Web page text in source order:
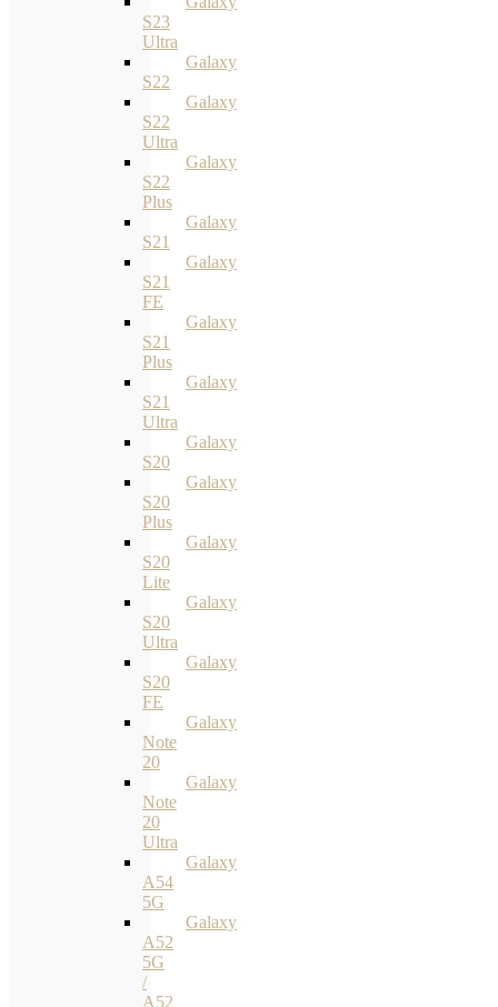
S23
Ultra
Galaxy
S22
Galaxy
S22
Ultra
Galaxy
S22
Plus
Galaxy
S21
Galaxy
S21
FE
Galaxy
S21
Plus
Galaxy
S21
Ultra
Galaxy
S20
Galaxy
S20
Plus
Galaxy
S20
Lite
Galaxy
S20
Ultra
Galaxy
S20
FE
Galaxy
Note
20
Galaxy
Note
20
Ultra
Galaxy
A54
5G
Galaxy
A52
5G
/
A52